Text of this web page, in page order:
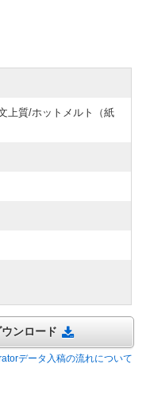
上質/ホットメルト（紙
ンロード
データ入稿の流れについて